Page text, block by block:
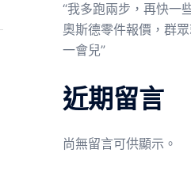
“我多跑兩步，再快一
奧斯德零件報價，群
一會兒”
近期留言
尚無留言可供顯示。